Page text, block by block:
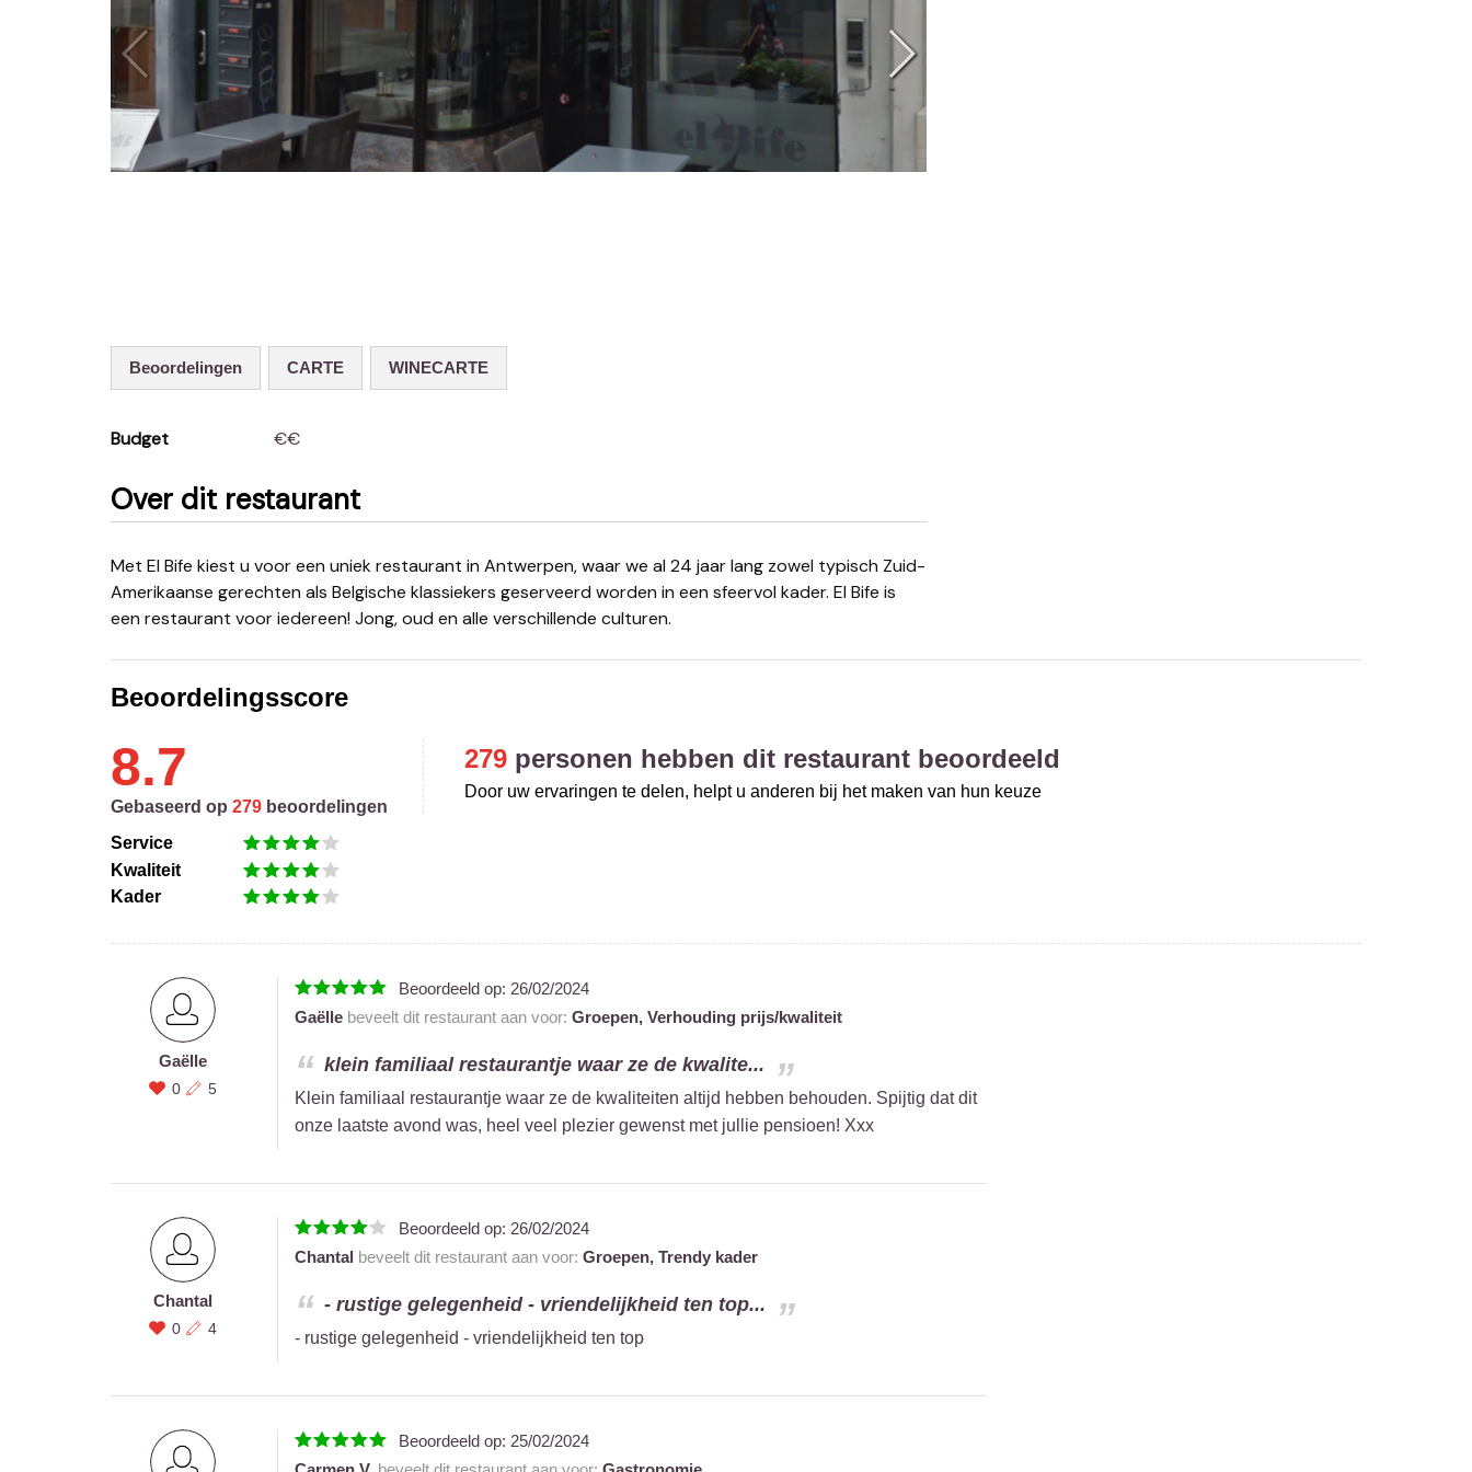
Beoordelingen CARTE WINECARTE
Budget €€
Over dit restaurant
Met El Bife kiest u voor een uniek restaurant in Antwerpen, waar we al 24 jaar lang zowel typisch Zuid-
Amerikaanse gerechten als Belgische klassiekers geserveerd worden in een sfeervol kader. El Bife is
een restaurant voor iedereen! Jong, oud en alle verschillende culturen.
Beoordelingsscore
8.7
Gebaseerd op 279 beoordelingen
Service
Kwaliteit
Kader
279 personen hebben dit restaurant beoordeeld
Door uw ervaringen te delen, helpt u anderen bij het maken van hun keuze
Gaëlle
0 5
Beoordeeld op: 26/02/2024
Gaëllebeveelt dit restaurant aan voor: Groepen, Verhouding prijs/kwaliteit
klein familiaal restaurantje waar ze de kwalite...
Klein familiaal restaurantje waar ze de kwaliteiten altijd hebben behouden. Spijtig dat dit
onze laatste avond was, heel veel plezier gewenst met jullie pensioen! Xxx
Chantal
0 4
Beoordeeld op: 26/02/2024
Chantal beveelt dit restaurant aan voor: Groepen, Trendy kader
- rustige gelegenheid - vriendelijkheid ten top...
- rustige gelegenheid - vriendelijkheid ten top
Beoordeeld op: 25/02/2024